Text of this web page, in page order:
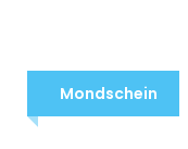
Mondschein